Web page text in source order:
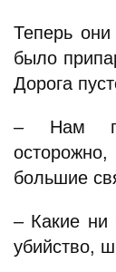
Теперь
было
Дорога
– Нам
большие
– Какие ни
убийство,